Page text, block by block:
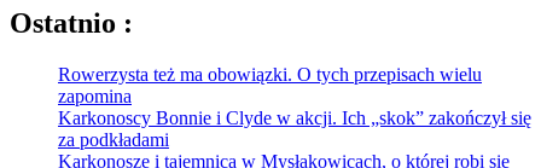
Ostatnio :
Rowerzysta też ma obowiązki. O tych przepisach wielu
zapomina
Karkonoscy Bonnie i Clyde w akcji. Ich „skok” zakończył się
za podkładami
Karkonosze i tajemnica w Mysłakowicach, o której robi się